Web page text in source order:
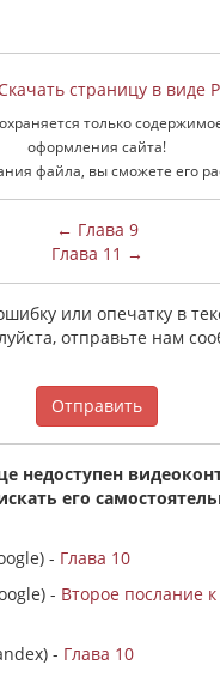
страницу в виде
только
оформления сайта!
файла, вы сможете его
← Глава 9
Глава 11 →
или опечатку в
отправьте нам
Отправить
недоступен
его
- Глава 10
- Второе послание
- Глава 10